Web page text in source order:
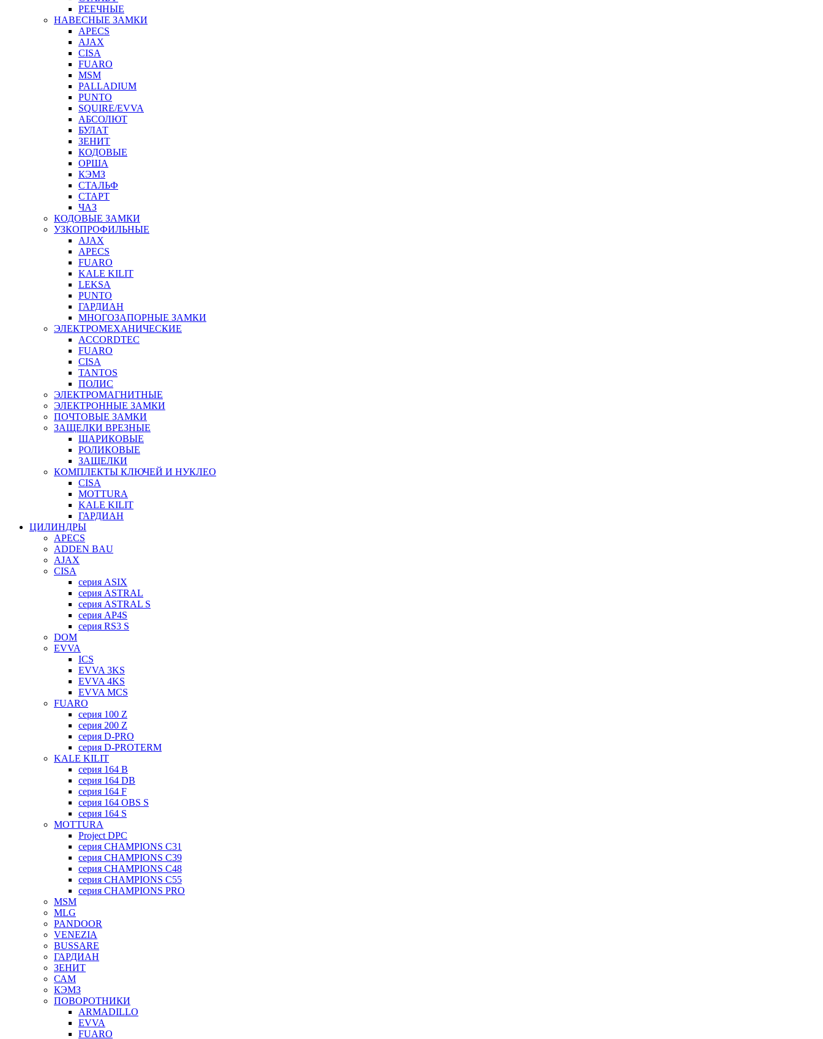
РЕЕЧНЫЕ
НАВЕСНЫЕ ЗАМКИ
APECS
AJAX
CISA
FUARO
MSM
PALLADIUM
PUNTO
SQUIRE/EVVA
АБСОЛЮТ
БУЛАТ
ЗЕНИТ
КОДОВЫЕ
ОРША
КЭМЗ
СТАЛЬФ
СТАРТ
ЧАЗ
КОДОВЫЕ ЗАМКИ
УЗКОПРОФИЛЬНЫЕ
AJAX
APECS
FUARO
KALE KILIT
LEKSA
PUNTO
ГАРДИАН
МНОГОЗАПОРНЫЕ ЗАМКИ
ЭЛЕКТРОМЕХАНИЧЕСКИЕ
ACCORDTEC
FUARO
CISA
TANTOS
ПОЛИС
ЭЛЕКТРОМАГНИТНЫЕ
ЭЛЕКТРОННЫЕ ЗАМКИ
ПОЧТОВЫЕ ЗАМКИ
ЗАЩЕЛКИ ВРЕЗНЫЕ
ШАРИКОВЫЕ
РОЛИКОВЫЕ
ЗАЩЕЛКИ
КОМПЛЕКТЫ КЛЮЧЕЙ И НУКЛЕО
CISA
MOTTURA
KALE KILIT
ГАРДИАН
ЦИЛИНДРЫ
APECS
ADDEN BAU
AJAX
CISA
серия ASIX
серия ASTRAL
серия ASTRAL S
серия AP4S
серия RS3 S
DOM
EVVA
ICS
EVVA 3KS
EVVA 4KS
EVVA MCS
FUARO
серия 100 Z
серия 200 Z
серия D-PRO
серия D-PROTERM
KALE KILIT
серия 164 B
серия 164 DB
серия 164 F
серия 164 OBS S
серия 164 S
MOTTURA
Project DPC
серия CHAMPIONS C31
серия CHAMPIONS C39
серия CHAMPIONS C48
серия CHAMPIONS C55
серия CHAMPIONS PRO
MSM
MLG
PANDOOR
VENEZIA
BUSSARE
ГАРДИАН
ЗЕНИТ
САМ
КЭМЗ
ПОВОРОТНИКИ
ARMADILLO
EVVA
FUARO